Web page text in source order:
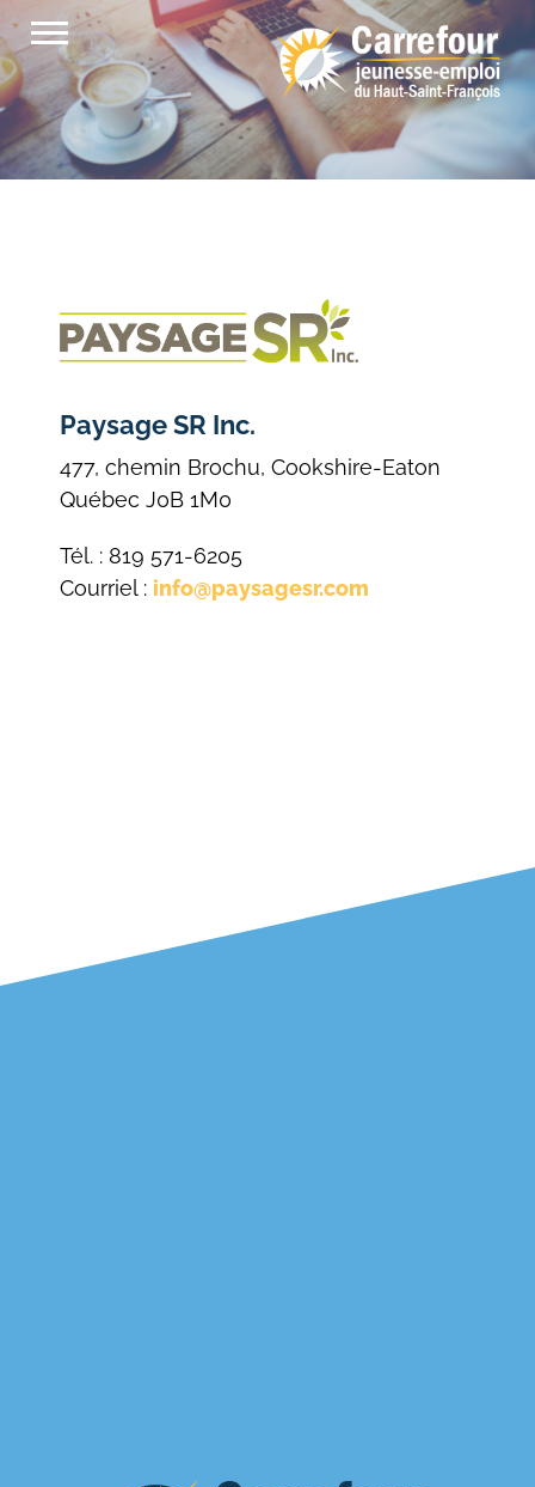
Passer
au
contenu
Paysage SR Inc.
477, chemin Brochu, Cookshire-Eaton
Québec J0B 1M0
Tél. : 819 571-6205
Courriel : info@paysagesr.com